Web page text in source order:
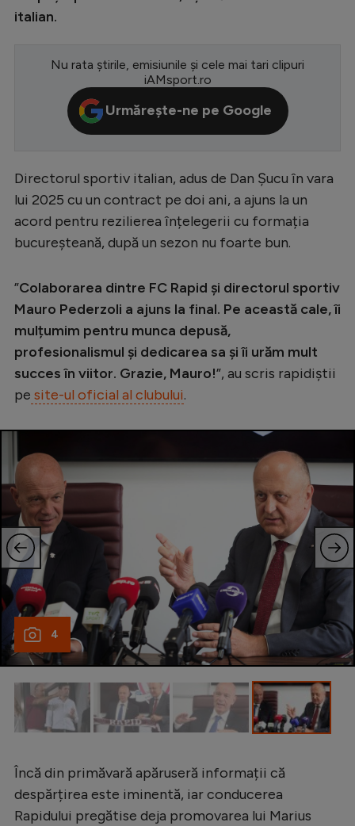
Europa League
Conference League
CM 2026
LaLiga
Serie A
Bundesliga
Ligue 1
Campionate
Starurile fotbalului
EURO 2024
Stranieri
Clasamente
Tenis
Handbal
Natație
Formula 1
Gimnastică
Auto
Rugby
Ciclism
JO 2024
JO 2026
italian.
Nu rata știrile, emisiunile și cele mai tari clipuri
iAMsport.ro
Urmărește-ne pe Google
Directorul sportiv italian, adus de Dan Șucu în vara
lui 2025 cu un contract pe doi ani, a ajuns la un
acord pentru rezilierea înțelegerii cu formația
bucureșteană, după un sezon nu foarte bun.
”Colaborarea dintre FC Rapid și directorul sportiv
Mauro Pederzoli a ajuns la final. Pe această cale, îi
mulțumim pentru munca depusă,
profesionalismul și dedicarea sa și îi urăm mult
succes în viitor. Grazie, Mauro!”, au scris rapidiștii
pe site-ul oficial al clubului.
4
Încă din primăvară apăruseră informații că
despărțirea este iminentă, iar conducerea
Rapidului pregătise deja promovarea lui Marius